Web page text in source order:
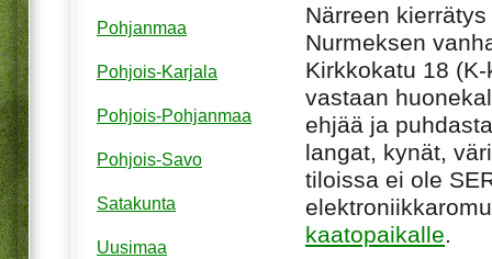
Närreen
Nurmeksen
Kirkkokatu 18
vastaan
ehjää ja
langat, kynät,
tiloissa ei ole
kaatopaikalle.
Pohjanmaa
Pohjois-Karjala
Pohjois-Pohjanmaa
Pohjois-Savo
Satakunta
Uusimaa